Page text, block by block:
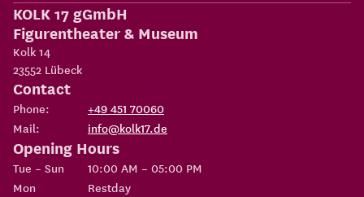
KOLK 17 gGmbH
Figurentheater & Museum
Kolk 14
23552 Lübeck
Contact
Phone:
+49 451 70060
Mail:
info@kolk17.de
Opening Hours
Tue – Sun
10:00 AM – 05:00 PM
Mon
Restday